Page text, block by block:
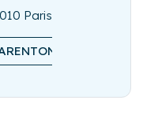
Paris
LE-PONT